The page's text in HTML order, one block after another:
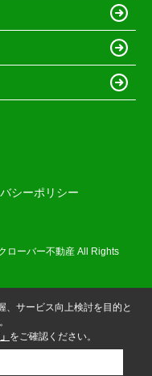
シーポリシー
ローバー不動産 All Rights
、サービス向上検討を目的と
をご確認ください。